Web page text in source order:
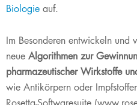
Biologie auf.
Im Besonderen entwickeln und
neue Algorithmen zur
pharmazeutischer Wirkstoffe
wie Antikörpern oder